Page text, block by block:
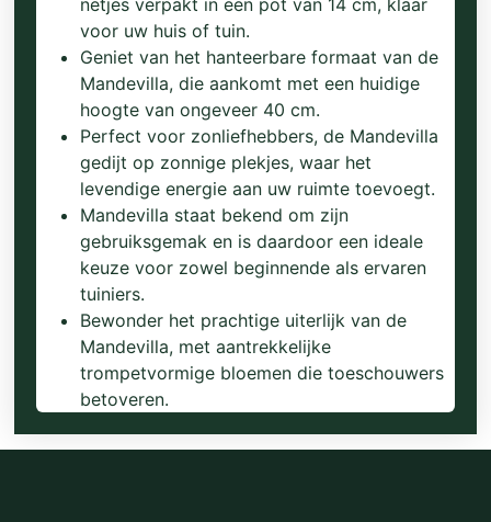
netjes verpakt in een pot van 14 cm, klaar
voor uw huis of tuin.
Geniet van het hanteerbare formaat van de
Mandevilla, die aankomt met een huidige
hoogte van ongeveer 40 cm.
Perfect voor zonliefhebbers, de Mandevilla
gedijt op zonnige plekjes, waar het
levendige energie aan uw ruimte toevoegt.
Mandevilla staat bekend om zijn
gebruiksgemak en is daardoor een ideale
keuze voor zowel beginnende als ervaren
tuiniers.
Bewonder het prachtige uiterlijk van de
Mandevilla, met aantrekkelijke
trompetvormige bloemen die toeschouwers
betoveren.